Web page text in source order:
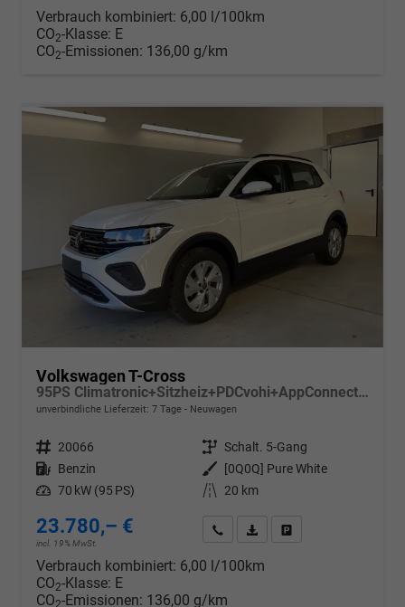
Verbrauch kombiniert: 6,00 l/100km
CO2-Klasse: E
CO2-Emissionen: 136,00 g/km
Volkswagen T-Cross
95PS Climatronic+Sitzheiz+PDCvohi+AppConnect+Side+TravelAssist+ACC
unverbindliche Lieferzeit: 7 Tage Neuwagen
Fahrzeugnr. 20066 Getriebe Schalt. 5-Gang
Kraftstoff Benzin Außenfarbe
[0Q0Q] Pure White
Leistung 70 kW (95 PS) Kilometerstand 20 km
23.780,– €
incl. 19% MwSt.
Wir rufen Sie anPDF-Datei, Fahrzeugexposé
Verbrauch kombiniert: 6,00 l/100km
CO2-Klasse: E
CO -Emissionen: 136,00 g/km